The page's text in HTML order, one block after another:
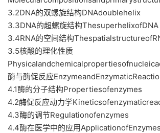
3.2DNA的双螺旋结构DNAdoublehelix
3.3DNA的超螺旋结构ThesuperhelixofDNA
3.4RNA的空间结构
3.5核酸的理化性质
酶与酶促反应
4.1酶的分子结构Propertiesofenzymes
4.2酶促反应动力学
4.3酶的调节Regulationofenzymes
4.4酶在医学中的应用